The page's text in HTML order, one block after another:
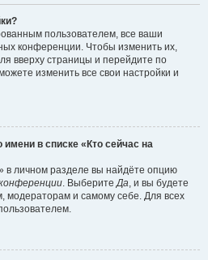
пользователем, все ваши
конференции. Чтобы изменить их,
вверху страницы и перейдите по
изменить все свои настройки и
имени в списке «Кто сейчас на
в личном разделе вы найдёте опцию
. ВыберитеДа, и вы будете
модераторам и самому себе. Для всех